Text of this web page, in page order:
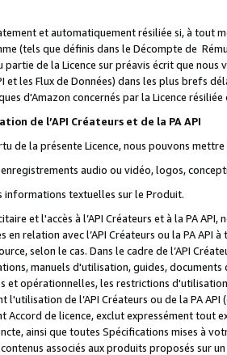
et automatiquement résiliée si, à
(tels que définis dans le Décompte de
de la Licence sur préavis écrit que
et les Flux de Données) dans les plus
d'Amazon concernés par la Licence
de l’API Créateurs et de la PA API
de la présente Licence, nous pouvons
enregistrements audio ou vidéo, logos,
informations textuelles sur le Produit.
et l'accès à l’API Créateurs et à la PA
en relation avec l’API Créateurs ou la PA
selon le cas. Dans le cadre de l’API
manuels d'utilisation, guides,
et opérationnelles, les restrictions
l'utilisation de l’API Créateurs ou de la PA
Accord de licence, exclut expressément tout
ainsi que toutes Spécifications mises à
associés aux produits proposés sur